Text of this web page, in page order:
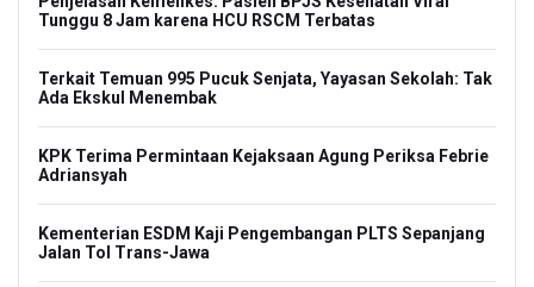
Tunggu 8 Jam karena HCU RSCM Terbatas
Terkait Temuan 995 Pucuk Senjata, Yayasan Sekolah: Tak
Ada Ekskul Menembak
KPK Terima Permintaan Kejaksaan Agung Periksa Febrie
Adriansyah
Kementerian ESDM Kaji Pengembangan PLTS Sepanjang
Jalan Tol Trans-Jawa